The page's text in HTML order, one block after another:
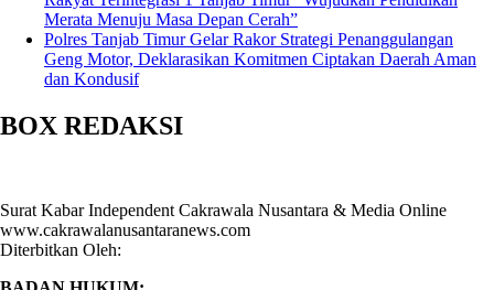
Merata Menuju Masa Depan Cerah”
Polres Tanjab Timur Gelar Rakor Strategi Penanggulangan
Geng Motor, Deklarasikan Komitmen Ciptakan Daerah Aman
dan Kondusif
BOX REDAKSI
Surat Kabar Independent Cakrawala Nusantara & Media Online
www.cakrawalanusantaranews.com
Diterbitkan Oleh: